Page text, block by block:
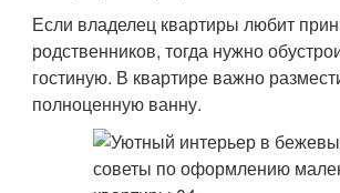
Если владелец квартиры любит
родственников, тогда нужно
гостиную. В квартире важно
полноценную ванну.